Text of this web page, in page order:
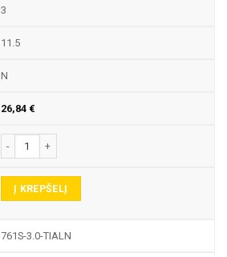
3
11.5
N
26,84 €
produkto kiekis: 761S TEKINIMO PLOKŠTELĖ
Į KREPŠELĮ
761S-3.0-TIALN